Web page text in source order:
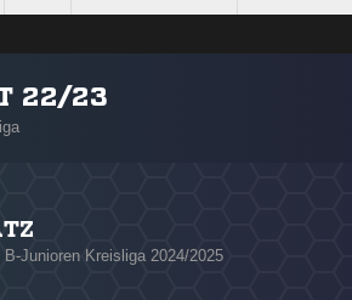
22/23
B-Junioren Kreisliga 2024/2025